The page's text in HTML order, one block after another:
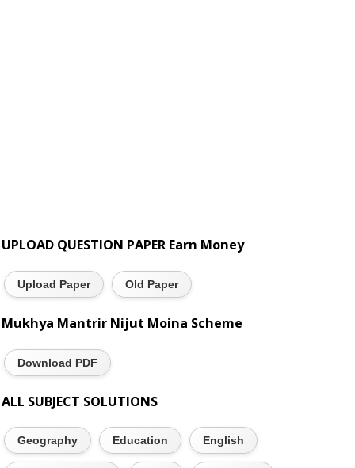
UPLOAD QUESTION PAPER Earn Money
Upload Paper Old Paper
Mukhya Mantrir Nijut Moina Scheme
Download PDF
ALL SUBJECT SOLUTIONS
Geography Education English